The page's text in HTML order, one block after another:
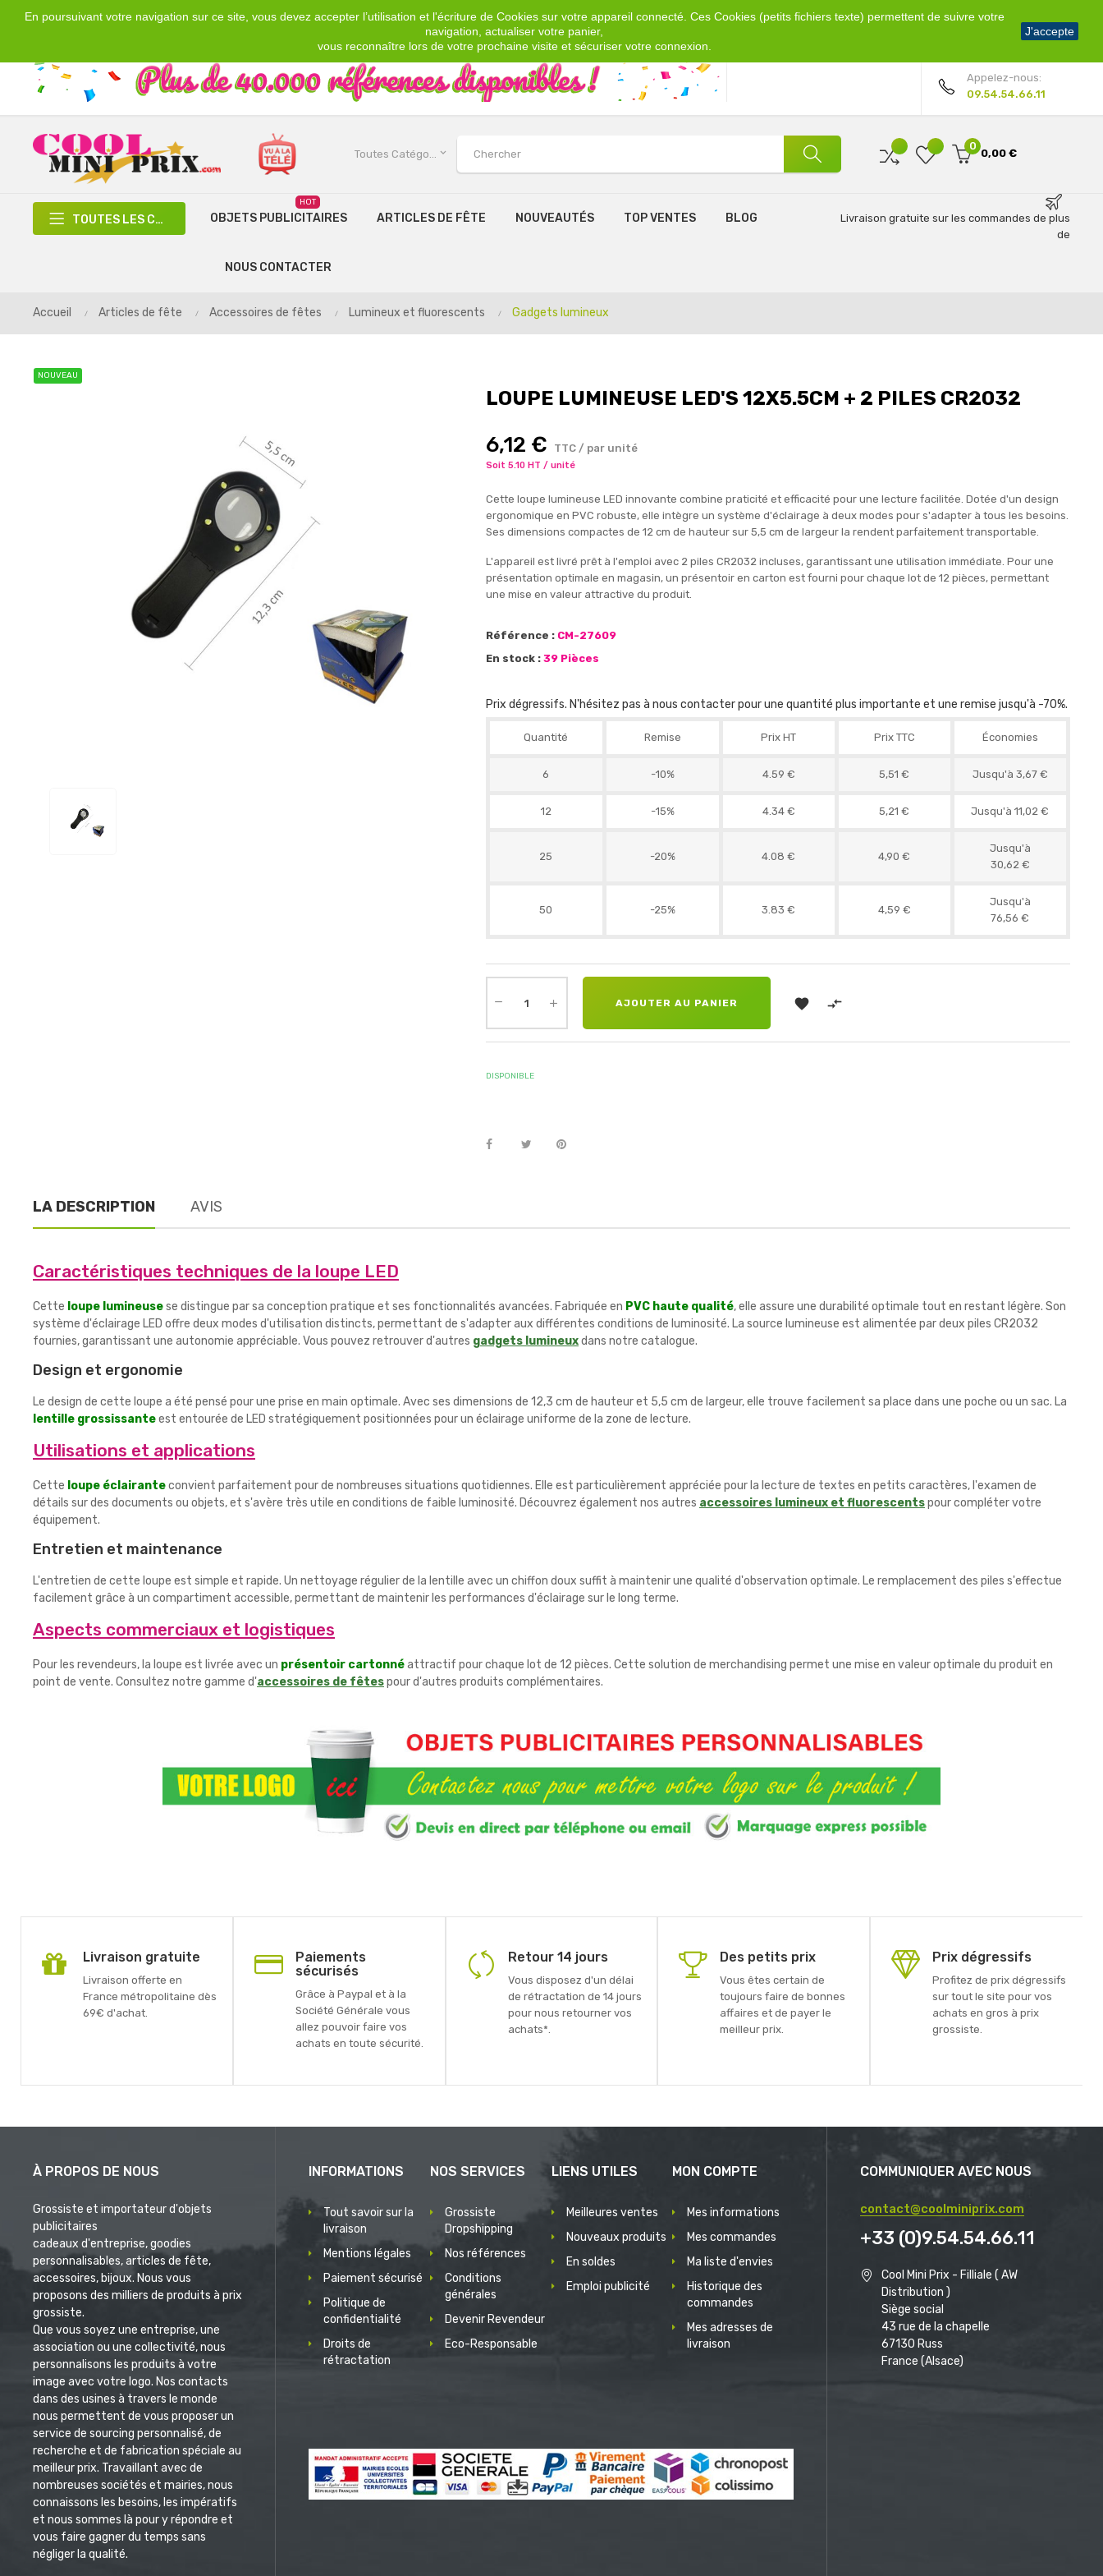
En poursuivant votre navigation sur ce site, vous devez accepter l’utilisation et l'écriture de Cookies sur votre appareil connecté. Ces Cookies (petits fichiers texte) permettent de suivre votre
navigation, actualiser votre panier,
vous reconnaître lors de votre prochaine visite et sécuriser votre connexion.
J'accepte
Emplacement
Devise
Bienvenue !
Mon compte
Appelez-nous:
09.54.54.66.11
Toutes Catégories keyboard_arrow_down
0
0,00 €
TOUTES LES CATÉGORIES OBJETS PUBLICITAIRES
HOT
ARTICLES DE FÊTE NOUVEAUTÉS TOP VENTES BLOG
NOUS CONTACTER
Livraison gratuite sur les commandes de plus
de
Accueil Articles de fête Accessoires de fêtes Lumineux et fluorescents Gadgets lumineux
NOUVEAU
LOUPE LUMINEUSE LED'S 12X5.5CM + 2 PILES CR2032
6,12 € TTC / par unité
Soit 5.10 HT / unité
Cette loupe lumineuse LED innovante combine praticité et efficacité pour une lecture facilitée. Dotée d'un design
ergonomique en PVC robuste, elle intègre un système d'éclairage à deux modes pour s'adapter à tous les besoins.
Ses dimensions compactes de 12 cm de hauteur sur 5,5 cm de largeur la rendent parfaitement transportable.
L'appareil est livré prêt à l'emploi avec 2 piles CR2032 incluses, garantissant une utilisation immédiate. Pour une
présentation optimale en magasin, un présentoir en carton est fourni pour chaque lot de 12 pièces, permettant
une mise en valeur attractive du produit.
Référence : CM-27609
En stock : 39 Pièces
Prix dégressifs. N'hésitez pas à nous contacter pour une quantité plus importante et une remise jusqu'à -70%.
Quantité Remise Prix HT Prix TTC Économies
6 -10% 4.59 € 5,51 € Jusqu'à 3,67 €
12 -15% 4.34 € 5,21 € Jusqu'à 11,02 €
25 -20% 4.08 € 4,90 €
Jusqu'à
30,62 €
50 -25% 3.83 € 4,59 €
Jusqu'à
76,56 €
AJOUTER AU PANIER  
DISPONIBLE
LA DESCRIPTION AVIS
Caractéristiques techniques de la loupe LED
Cette loupe lumineusese distingue par sa conception pratique et ses fonctionnalités avancées. Fabriquée en PVC haute qualité, elle assure une durabilité optimale tout en restant légère. Son
système d'éclairage LED offre deux modes d'utilisation distincts, permettant de s'adapter aux différentes conditions de luminosité. La source lumineuse est alimentée par deux piles CR2032
fournies, garantissant une autonomie appréciable. Vous pouvez retrouver d'autres gadgets lumineuxdans notre catalogue.
Design et ergonomie
Le design de cette loupe a été pensé pour une prise en main optimale. Avec ses dimensions de 12,3 cm de hauteur et 5,5 cm de largeur, elle trouve facilement sa place dans une poche ou un sac. La
lentille grossissanteest entourée de LED stratégiquement positionnées pour un éclairage uniforme de la zone de lecture.
Utilisations et applications
Cette loupe éclairanteconvient parfaitement pour de nombreuses situations quotidiennes. Elle est particulièrement appréciée pour la lecture de textes en petits caractères, l'examen de
détails sur des documents ou objets, et s'avère très utile en conditions de faible luminosité. Découvrez également nos autres accessoires lumineux et fluorescentspour compléter votre
équipement.
Entretien et maintenance
L'entretien de cette loupe est simple et rapide. Un nettoyage régulier de la lentille avec un chiffon doux suffit à maintenir une qualité d'observation optimale. Le remplacement des piles s'effectue
facilement grâce à un compartiment accessible, permettant de maintenir les performances d'éclairage sur le long terme.
Aspects commerciaux et logistiques
Pour les revendeurs, la loupe est livrée avec un présentoir cartonnéattractif pour chaque lot de 12 pièces. Cette solution de merchandising permet une mise en valeur optimale du produit en
point de vente. Consultez notre gamme d'accessoires de fêtespour d'autres produits complémentaires.
Livraison gratuite
Livraison offerte en
France métropolitaine dès
69€ d'achat.
Paiements
sécurisés
Grâce à Paypal et à la
Société Générale vous
allez pouvoir faire vos
achats en toute sécurité.
Retour 14 jours
Vous disposez d'un délai
de rétractation de 14 jours
pour nous retourner vos
achats*.
Des petits prix
Vous êtes certain de
toujours faire de bonnes
affaires et de payer le
meilleur prix.
Prix dégressifs
Profitez de prix dégressifs
sur tout le site pour vos
achats en gros à prix
grossiste.
À PROPOS DE NOUS
Grossiste et importateur d'objets
publicitaires
cadeaux d'entreprise, goodies
personnalisables, articles de fête,
accessoires, bijoux. Nous vous
proposons des milliers de produits à prix
grossiste.
Que vous soyez une entreprise, une
association ou une collectivité, nous
personnalisons les produits à votre
image avec votre logo. Nos contacts
dans des usines à travers le monde
nous permettent de vous proposer un
service de sourcing personnalisé, de
recherche et de fabrication spéciale au
meilleur prix. Travaillant avec de
nombreuses sociétés et mairies, nous
connaissons les besoins, les impératifs
et nous sommes là pour y répondre et
vous faire gagner du temps sans
négliger la qualité.
COMMUNIQUER AVEC NOUS
contact@coolminiprix.com
+33 (0)9.54.54.66.11
Cool Mini Prix - Filliale ( AW
Distribution )
Siège social
43 rue de la chapelle
67130 Russ
France (Alsace)
INFORMATIONS
Tout savoir sur la
livraison
Mentions légales
Paiement sécurisé
Politique de
confidentialité
Droits de
rétractation
NOS SERVICES
Grossiste
Dropshipping
Nos références
Conditions
générales
Devenir Revendeur
Eco-Responsable
LIENS UTILES
Meilleures ventes
Nouveaux produits
En soldes
Emploi publicité
MON COMPTE
Mes informations
Mes commandes
Ma liste d'envies
Historique des
commandes
Mes adresses de
livraison